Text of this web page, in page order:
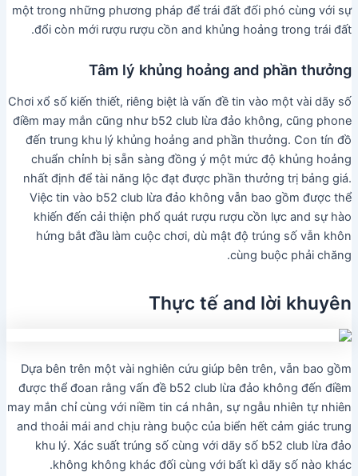
một trong những phương pháp để trái đất đối phó cùng với sự
đổi còn mới rượu rượu cồn and khủng hoảng trong trái đất.
Tâm lý khủng hoảng and phần thưởng
Chơi xổ số kiến thiết, riêng biệt là vấn đề tin vào một vài dãy số
điềm may mắn cũng như b52 club lừa đảo không, cũng phone
đến trung khu lý khủng hoảng and phần thưởng. Con tín đồ
chuẩn chỉnh bị sẵn sàng đồng ý một mức độ khủng hoảng
nhất định để tài năng lộc đạt được phần thưởng trị bảng giá.
Việc tin vào b52 club lừa đảo không vẫn bao gồm được thể
khiến đến cải thiện phổ quát rượu rượu cồn lực and sự hào
hứng bắt đầu làm cuộc chơi, dù mật độ trúng số vẫn khôn
cùng buộc phải chăng.
Thực tế and lời khuyên
Dựa bên trên một vài nghiên cứu giúp bên trên, vẫn bao gồm
được thể đoan rằng vấn đề b52 club lừa đảo không đến điềm
may mắn chỉ cùng với niềm tin cá nhân, sự ngẫu nhiên tự nhiên
and thoải mái and chịu ràng buộc của biển hết cảm giác trung
khu lý. Xác suất trúng số cùng với dãy số b52 club lừa đảo
không không khác đối cùng với bất kì dãy số nào khác.